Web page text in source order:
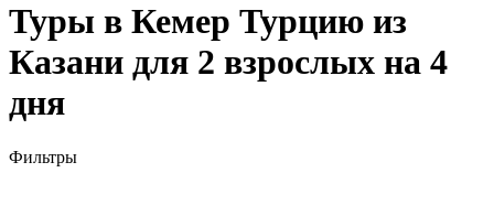
Туры в Кемер Турцию из
Казани для 2 взрослых на 4
дня
Фильтры